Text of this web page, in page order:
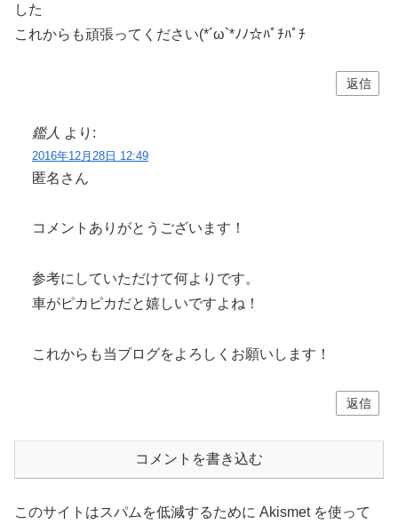
した
これからも頑張ってください(*´ω`*ﾉﾉ☆ﾊﾟﾁﾊﾟﾁ
返信
鑑人 より:
2016年12月28日 12:49
匿名さん
コメントありがとうございます！
参考にしていただけて何よりです。
車がピカピカだと嬉しいですよね！
これからも当ブログをよろしくお願いします！
返信
コメントを書き込む
このサイトはスパムを低減するために Akismet を使って